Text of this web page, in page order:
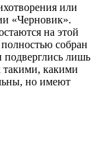
или
«Черновик».
на этой
собран
лишь
такими, какими
но имеют